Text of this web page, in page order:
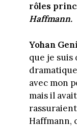
rôles
Haffmann.
Yohan
que je suis
avec mon
mais il
Haffmann,